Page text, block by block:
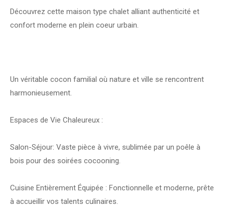
Découvrez cette maison type chalet alliant authenticité et
confort moderne en plein coeur urbain.
Un véritable cocon familial où nature et ville se rencontrent
harmonieusement.
Espaces de Vie Chaleureux :
Salon-Séjour: Vaste pièce à vivre, sublimée par un poêle à
bois pour des soirées cocooning.
Cuisine Entièrement Équipée : Fonctionnelle et moderne, prête
à accueillir vos talents culinaires.